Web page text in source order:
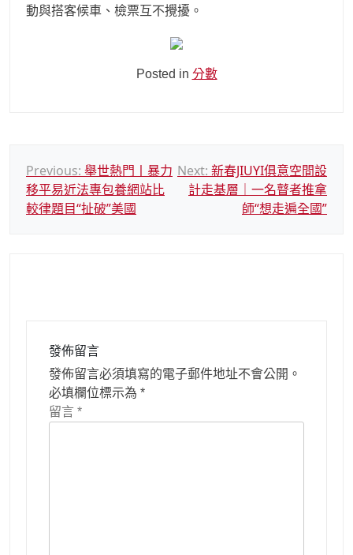
動與搭客候車、檢票互不攪擾。
Posted in 分數
文
章
導
Previous: 舉世熱門丨暴力
移平易近法專包養網站比
較律題目“扯破”美國
Next: 新春JIUYI俱意空間設
計走基層｜一名瞽者推拿
師“想走遍全國”
發佈留言
發佈留言必須填寫的電子郵件地址不會公開。
必填欄位標示為 *
留言 *